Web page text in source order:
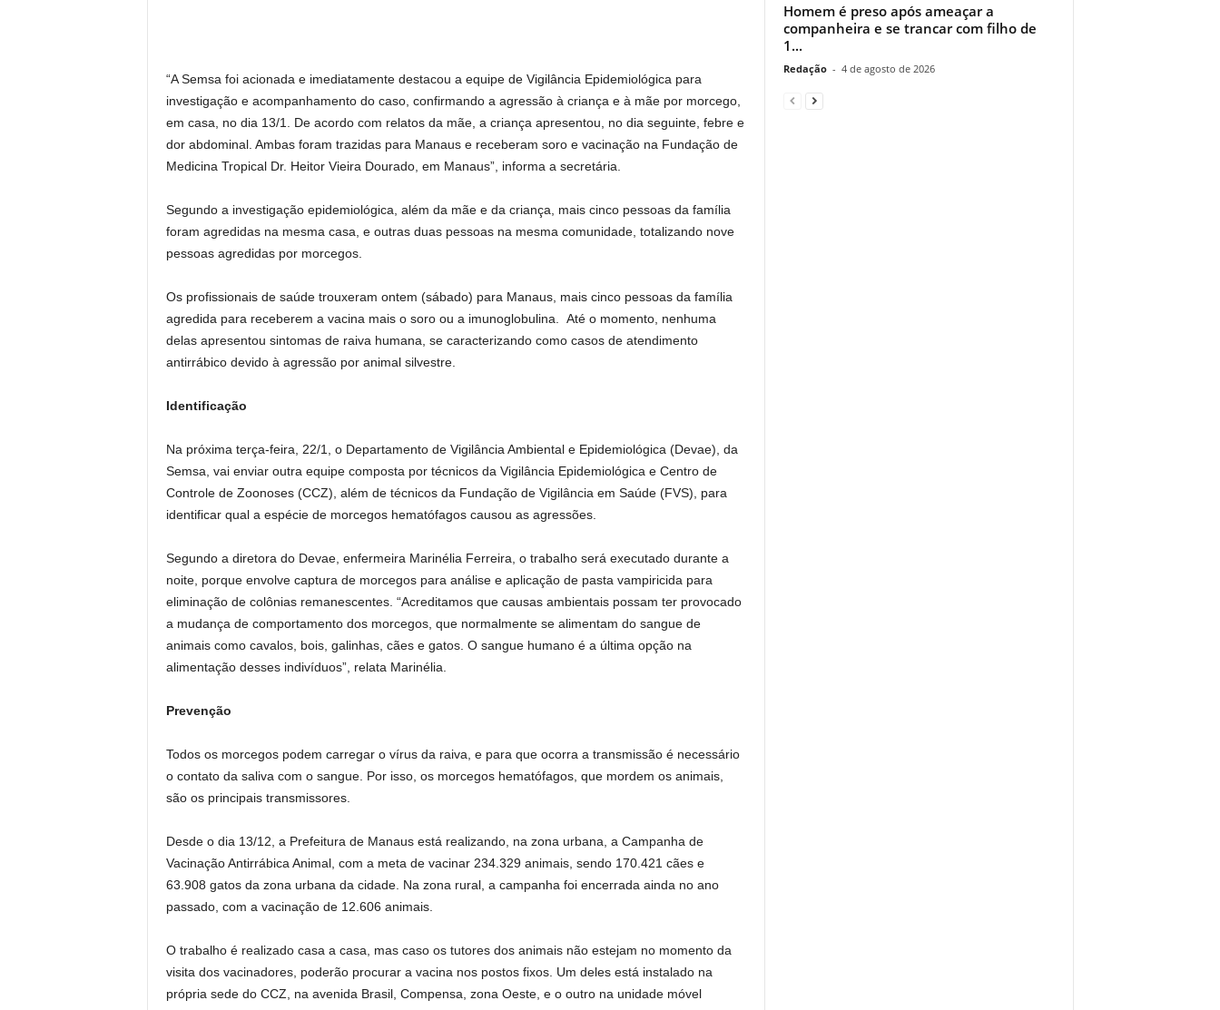
“A Semsa foi acionada e imediatamente destacou a equipe de Vigilância Epidemiológica para
investigação e acompanhamento do caso, confirmando a agressão à criança e à mãe por morcego,
em casa, no dia 13/1. De acordo com relatos da mãe, a criança apresentou, no dia seguinte, febre e
dor abdominal. Ambas foram trazidas para Manaus e receberam soro e vacinação na Fundação de
Medicina Tropical Dr. Heitor Vieira Dourado, em Manaus”, informa a secretária.
Segundo a investigação epidemiológica, além da mãe e da criança, mais cinco pessoas da família
foram agredidas na mesma casa, e outras duas pessoas na mesma comunidade, totalizando nove
pessoas agredidas por morcegos.
Os profissionais de saúde trouxeram ontem (sábado) para Manaus, mais cinco pessoas da família
agredida para receberem a vacina mais o soro ou a imunoglobulina. Até o momento, nenhuma
delas apresentou sintomas de raiva humana, se caracterizando como casos de atendimento
antirrábico devido à agressão por animal silvestre.
Identificação
Na próxima terça-feira, 22/1, o Departamento de Vigilância Ambiental e Epidemiológica (Devae), da
Semsa, vai enviar outra equipe composta por técnicos da Vigilância Epidemiológica e Centro de
Controle de Zoonoses (CCZ), além de técnicos da Fundação de Vigilância em Saúde (FVS), para
identificar qual a espécie de morcegos hematófagos causou as agressões.
Segundo a diretora do Devae, enfermeira Marinélia Ferreira, o trabalho será executado durante a
noite, porque envolve captura de morcegos para análise e aplicação de pasta vampiricida para
eliminação de colônias remanescentes. “Acreditamos que causas ambientais possam ter provocado
a mudança de comportamento dos morcegos, que normalmente se alimentam do sangue de
animais como cavalos, bois, galinhas, cães e gatos. O sangue humano é a última opção na
alimentação desses indivíduos”, relata Marinélia.
Prevenção
Todos os morcegos podem carregar o vírus da raiva, e para que ocorra a transmissão é necessário
o contato da saliva com o sangue. Por isso, os morcegos hematófagos, que mordem os animais,
são os principais transmissores.
Desde o dia 13/12, a Prefeitura de Manaus está realizando, na zona urbana, a Campanha de
Vacinação Antirrábica Animal, com a meta de vacinar 234.329 animais, sendo 170.421 cães e
63.908 gatos da zona urbana da cidade. Na zona rural, a campanha foi encerrada ainda no ano
passado, com a vacinação de 12.606 animais.
O trabalho é realizado casa a casa, mas caso os tutores dos animais não estejam no momento da
visita dos vacinadores, poderão procurar a vacina nos postos fixos. Um deles está instalado na
própria sede do CCZ, na avenida Brasil, Compensa, zona Oeste, e o outro na unidade móvel
Homem é preso após ameaçar a
companheira e se trancar com filho de
1...
Redação - 4 de agosto de 2026